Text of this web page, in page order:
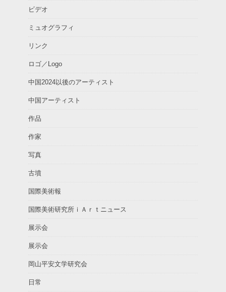
ビデオ
ミュオグラフィ
リンク
ロゴ／Logo
中国2024以後のアーティスト
中国アーティスト
作品
作家
写真
古墳
国際美術報
国際美術研究所ｉＡｒｔニュース
展示会
展示会
岡山平安文学研究会
日常